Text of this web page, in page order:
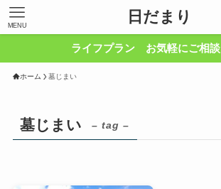
日だまり
MENU
ライフプラン お気軽にご相談
ホーム 墓じまい
墓じまい – tag –